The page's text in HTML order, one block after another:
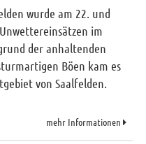
wurde am 22. und
im
der anhaltenden
Böen kam es
von Saalfelden.
mehr Informationen